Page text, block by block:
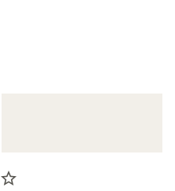
star_border